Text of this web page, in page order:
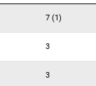
7 (1)
3
3